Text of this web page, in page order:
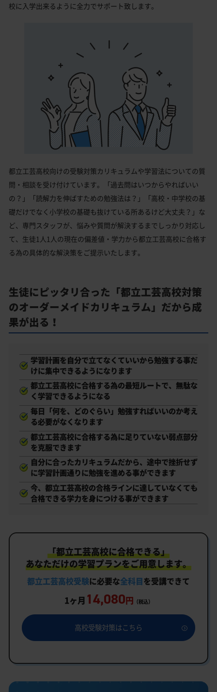
校に入学出来るように全力でサポート致します。
都立工芸高校向けの受験対策カリキュラムや学習法についての質
問・相談を受け付けています。「過去問はいつからやればいい
の？」「読解力を伸ばすための勉強法は？」「高校・中学校の基
礎だけでなく小学校の基礎も抜けている所あるけど大丈夫？」な
ど、専門スタッフが、悩みや質問が解決するまでしっかり対応し
て、生徒1人1人の現在の偏差値・学力から都立工芸高校に合格す
る為の具体的な解決策をご提示いたします。
生徒にピッタリ合った「都立工芸高校対策
のオーダーメイドカリキュラム」だから成
果が出る！
学習計画を自分で立てなくていいから勉強する事だ
けに集中できるようになります
都立工芸高校に合格する為の最短ルートで、無駄な
く学習できるようになる
毎日「何を、どのぐらい」勉強すればいいのか考え
る必要がなくなります
都立工芸高校に合格する為に足りていない弱点部分
を克服できます
自分に合ったカリキュラムだから、途中で挫折せず
に学習計画通りに勉強を進める事ができます
今、都立工芸高校の合格ラインに達していなくても
合格できる学力を身につける事ができます
「都立工芸高校に合格できる」
あなただけの学習プランをご用意します。
都立工芸高校受験に必要な全科目を受講できて
1ヶ月 14,080円 （税込）
高校受験対策はこちら